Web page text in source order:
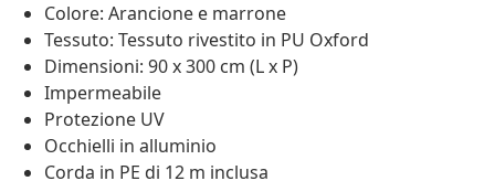
Colore: Arancione e marrone
Tessuto: Tessuto rivestito in PU Oxford
Dimensioni: 90 x 300 cm (L x P)
Impermeabile
Protezione UV
Occhielli in alluminio
Corda in PE di 12 m inclusa